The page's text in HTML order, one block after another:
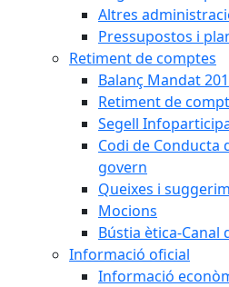
Altres
Pressupostos i
Retiment de comptes
Balanç Mandat
Retiment de
Segell
Codi de Conducta
govern
Queixes i
Mocions
Bústia ètica-Canal
Informació oficial
Informació